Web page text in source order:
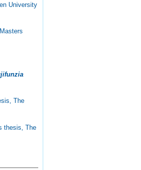
University
Masters
The
thesis, The